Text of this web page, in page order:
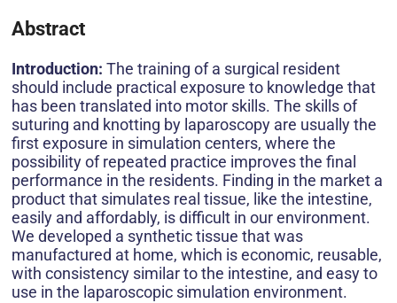
Abstract
Introduction: The training of a surgical resident
should include practical exposure to knowledge that
has been translated into motor skills. The skills of
suturing and knotting by laparoscopy are usually the
first exposure in simulation centers, where the
possibility of repeated practice improves the final
performance in the residents. Finding in the market a
product that simulates real tissue, like the intestine,
easily and affordably, is difficult in our environment.
We developed a synthetic tissue that was
manufactured at home, which is economic, reusable,
with consistency similar to the intestine, and easy to
use in the laparoscopic simulation environment.